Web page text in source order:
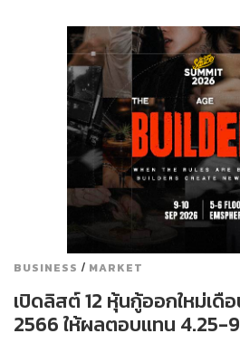
BUSINESS / MARKET
เปิดลิสต์ 12 หุ้นกู้ออกใหม่เ
2566 ให้ผลตอบแทน 4.25-